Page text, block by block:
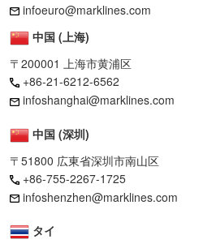
infoeuro@marklines.com
中国 (上海)
〒200001 上海市黄浦区
+86-21-6212-6562
infoshanghai@marklines.com
中国 (深圳)
〒51800 広東省深圳市南山区
+86-755-2267-1725
infoshenzhen@marklines.com
タイ